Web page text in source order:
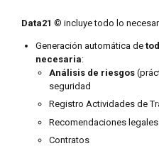
Data21 © incluye todo lo
Generación automática de
necesaria:
Análisis de riesgos
seguridad
Registro Actividades de
Recomendaciones legales
Contratos